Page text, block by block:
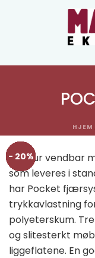
HJEM
Mercur vendbar
som leveres i
har Pocket
trykkavlastning
polyeterskum.
og slitesterkt
liggeflatene. En
- 20%
- 20%
- 20%
- 20%
- 20%
- 20%
- 20%
- 20%
- 20%
- 20%
- 20%
- 20%
- 20%
- 20%
- 20%
- 20%
- 20%
- 20%
- 20%
- 20%
- 20%
- 20%
- 20%
- 20%
- 20%
- 20%
- 20%
- 20%
- 20%
- 20%
- 20%
- 20%